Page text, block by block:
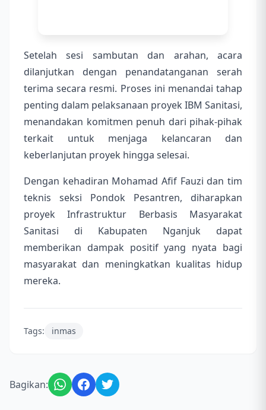
Setelah sesi sambutan dan arahan, acara
dilanjutkan dengan penandatanganan serah
terima secara resmi. Proses ini menandai tahap
penting dalam pelaksanaan proyek IBM Sanitasi,
menandakan komitmen penuh dari pihak-pihak
terkait untuk menjaga kelancaran dan
keberlanjutan proyek hingga selesai.
Dengan kehadiran Mohamad Afif Fauzi dan tim
teknis seksi Pondok Pesantren, diharapkan
proyek Infrastruktur Berbasis Masyarakat
Sanitasi di Kabupaten Nganjuk dapat
memberikan dampak positif yang nyata bagi
masyarakat dan meningkatkan kualitas hidup
mereka.
Tags: inmas
Bagikan: